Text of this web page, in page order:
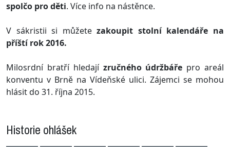
spolčo pro děti. Více info na nástěnce.
V sákristii si můžetezakoupit stolní kalendáře na
příští rok 2016.
Milosrdní bratří hledají zručného údržbáře pro areál
konventu v Brně na Vídeňské ulici. Zájemci se mohou
hlásit do 31. října 2015.
Historie ohlášek